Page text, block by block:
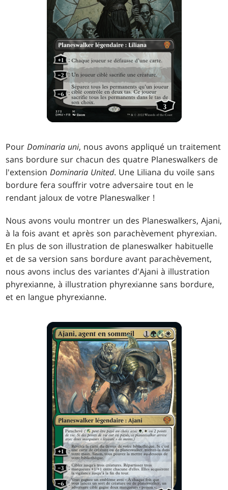
PourDominaria uni, nous avons appliqué un traitement
sans bordure sur chacun des quatre Planeswalkers de
l'extensionDominaria United. Une Liliana du voile sans
bordure fera souffrir votre adversaire tout en le
rendant jaloux de votre Planeswalker !
Nous avons voulu montrer un des Planeswalkers, Ajani,
à la fois avant et après son parachèvement phyrexian.
En plus de son illustration de planeswalker habituelle
et de sa version sans bordure avant parachèvement,
nous avons inclus des variantes d'Ajani à illustration
phyrexianne, à illustration phyrexianne sans bordure,
et en langue phyrexianne.